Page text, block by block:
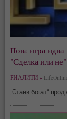
Нова игра
"Сделка или
РИАЛИТИ »
„Стани богат“